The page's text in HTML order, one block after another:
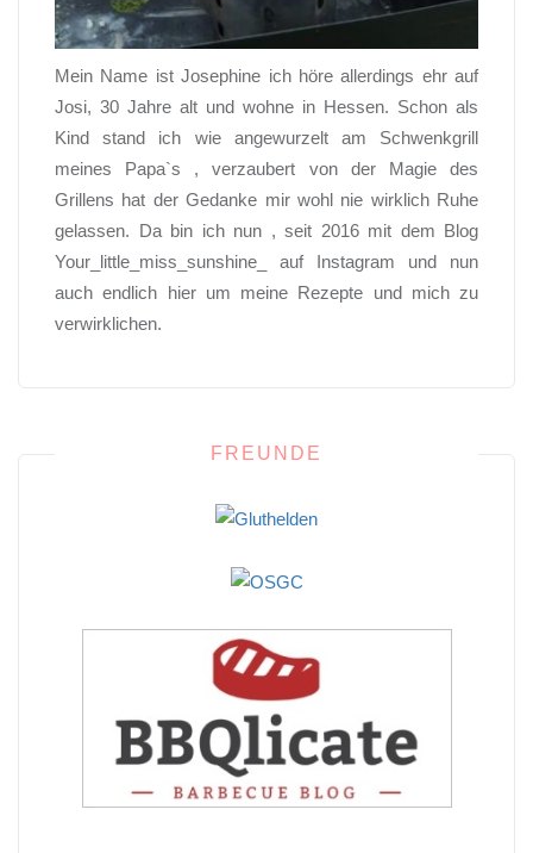
Mein Name ist Josephine ich höre allerdings ehr auf
Josi, 30 Jahre alt und wohne in Hessen. Schon als
Kind stand ich wie angewurzelt am Schwenkgrill
meines Papa`s , verzaubert von der Magie des
Grillens hat der Gedanke mir wohl nie wirklich Ruhe
gelassen. Da bin ich nun , seit 2016 mit dem Blog
Your_little_miss_sunshine_ auf Instagram und nun
auch endlich hier um meine Rezepte und mich zu
verwirklichen.
FREUNDE